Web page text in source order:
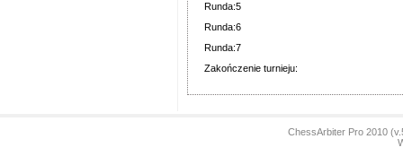
Runda:5
Runda:6
Runda:7
Zakończenie turnieju:
ChessArbiter Pro 2010